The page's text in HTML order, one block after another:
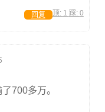
顶: 1 踩: 0
回复
700多万。